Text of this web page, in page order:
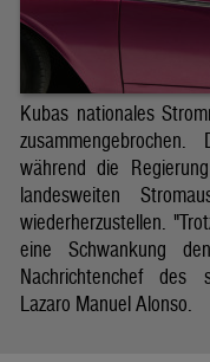
Kubas nationales
während die
landesweiten
wiederherzustellen.
eine Schwankung
Nachrichtenchef des
Lazaro Manuel Alonso.